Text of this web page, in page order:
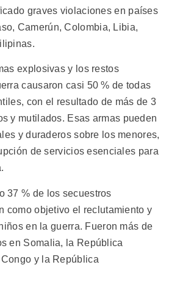
graves violaciones en países
Camerún, Colombia, Libia,
explosivas y los restos
causaron casi 50 % de todas
con el resultado de más de 3
y mutilados. Esas armas pueden
y duraderos sobre los menores,
de servicios esenciales para
37 % de los secuestros
como objetivo el reclutamiento y
en la guerra. Fueron más de
en Somalia, la República
y la República